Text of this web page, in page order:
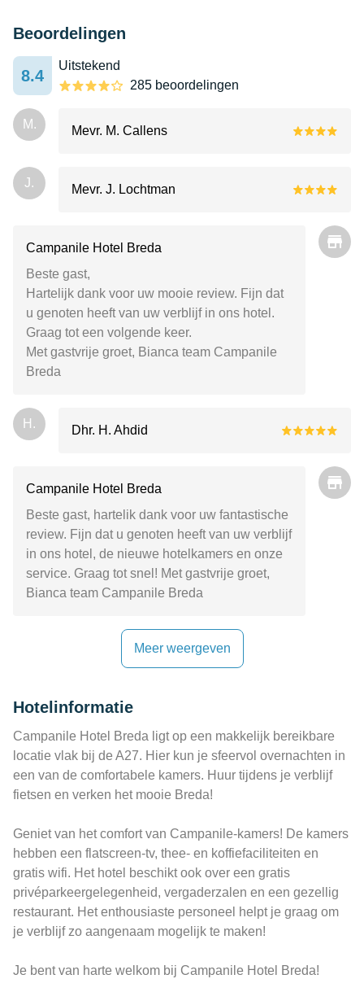
Beoordelingen
8.4
Uitstekend
285 beoordelingen
M. Mevr. M. Callens
J. Mevr. J. Lochtman
Campanile Hotel Breda
Beste gast,
Hartelijk dank voor uw mooie review. Fijn dat
u genoten heeft van uw verblijf in ons hotel.
Graag tot een volgende keer.
Met gastvrije groet, Bianca team Campanile
Breda
H. Dhr. H. Ahdid
Campanile Hotel Breda
Beste gast, hartelik dank voor uw fantastische
review. Fijn dat u genoten heeft van uw verblijf
in ons hotel, de nieuwe hotelkamers en onze
service. Graag tot snel! Met gastvrije groet,
Bianca team Campanile Breda
Meer weergeven
Hotelinformatie
Campanile Hotel Breda ligt op een makkelijk bereikbare
locatie vlak bij de A27. Hier kun je sfeervol overnachten in
een van de comfortabele kamers. Huur tijdens je verblijf
fietsen en verken het mooie Breda!
Geniet van het comfort van Campanile-kamers! De kamers
hebben een flatscreen-tv, thee- en koffiefaciliteiten en
gratis wifi. Het hotel beschikt ook over een gratis
privéparkeergelegenheid, vergaderzalen en een gezellig
restaurant. Het enthousiaste personeel helpt je graag om
je verblijf zo aangenaam mogelijk te maken!
Je bent van harte welkom bij Campanile Hotel Breda!